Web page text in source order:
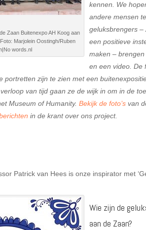
Zaan Buitenexpo AH Koog aan
Marjolein Oostingh/Ruben
words.nl
kennen. We
andere mensen
geluksbrengers
een positieve
maken – brengen
en een video. De
portretten zijn te zien met een
van tijd gaan ze de wijk in om in de
Museum of Humanity. Bekijk de foto’s van
in de krant over ons project.
Patrick van Hees is onze inspirator met
Wie zijn de
aan de Zaan?